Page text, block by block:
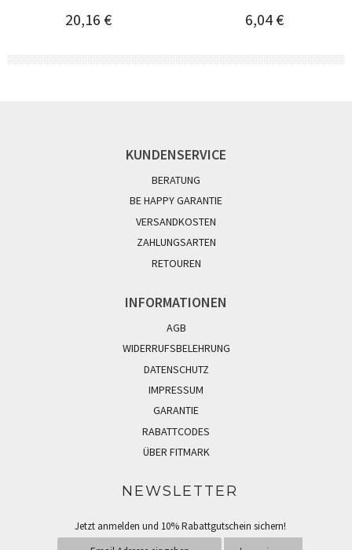
20,16 € 6,04 €
KUNDENSERVICE
BERATUNG
BE HAPPY GARANTIE
VERSANDKOSTEN
ZAHLUNGSARTEN
RETOUREN
INFORMATIONEN
AGB
WIDERRUFSBELEHRUNG
DATENSCHUTZ
IMPRESSUM
GARANTIE
RABATTCODES
ÜBER FITMARK
NEWSLETTER
Jetzt anmelden und 10% Rabattgutschein sichern!